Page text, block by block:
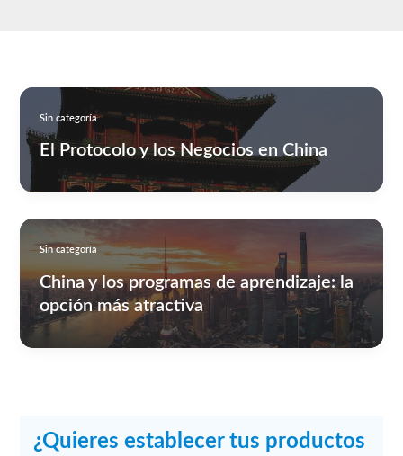
Sin categoría
El Protocolo y los Negocios en China
Sin categoría
China y los programas de aprendizaje: la
opción más atractiva
¿Quieres establecer tus productos